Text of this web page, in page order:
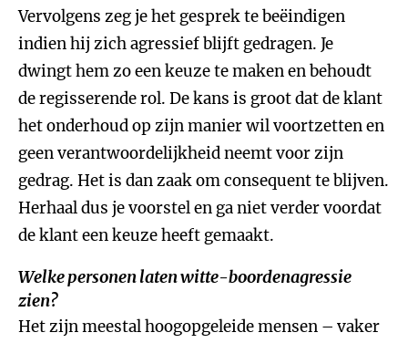
Vervolgens zeg je het gesprek te beëindigen
indien hij zich agressief blijft gedragen. Je
dwingt hem zo een keuze te maken en behoudt
de regisserende rol. De kans is groot dat de klant
het onderhoud op zijn manier wil voortzetten en
geen verantwoordelijkheid neemt voor zijn
gedrag. Het is dan zaak om consequent te blijven.
Herhaal dus je voorstel en ga niet verder voordat
de klant een keuze heeft gemaakt.
Welke personen laten witte-boordenagressie
zien?
Het zijn meestal hoogopgeleide mensen – vaker